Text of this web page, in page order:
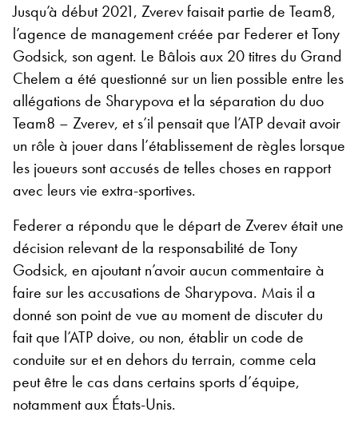
Jusqu’à début 2021, Zverev faisait partie de Team8,
l’agence de management créée par Federer et Tony
Godsick, son agent. Le Bâlois aux 20 titres du Grand
Chelem a été questionné sur un lien possible entre les
allégations de Sharypova et la séparation du duo
Team8 – Zverev, et s’il pensait que l’ATP devait avoir
un rôle à jouer dans l’établissement de règles lorsque
les joueurs sont accusés de telles choses en rapport
avec leurs vie extra-sportives.
Federer a répondu que le départ de Zverev était une
décision relevant de la responsabilité de Tony
Godsick, en ajoutant n’avoir aucun commentaire à
faire sur les accusations de Sharypova. Mais il a
donné son point de vue au moment de discuter du
fait que l’ATP doive, ou non, établir un code de
conduite sur et en dehors du terrain, comme cela
peut être le cas dans certains sports d’équipe,
notamment aux États-Unis.